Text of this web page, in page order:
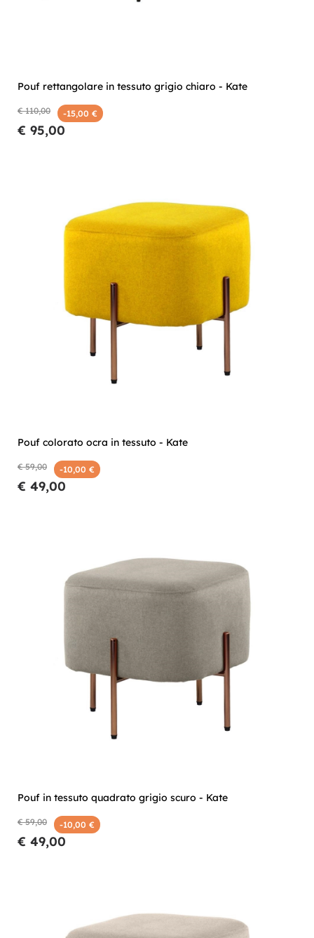
Pouf rettangolare in tessuto grigio chiaro - Kate
€ 110,00 -15,00 €
€ 95,00
Pouf colorato ocra in tessuto - Kate
€ 59,00 -10,00 €
€ 49,00
Pouf in tessuto quadrato grigio scuro - Kate
€ 59,00 -10,00 €
€ 49,00